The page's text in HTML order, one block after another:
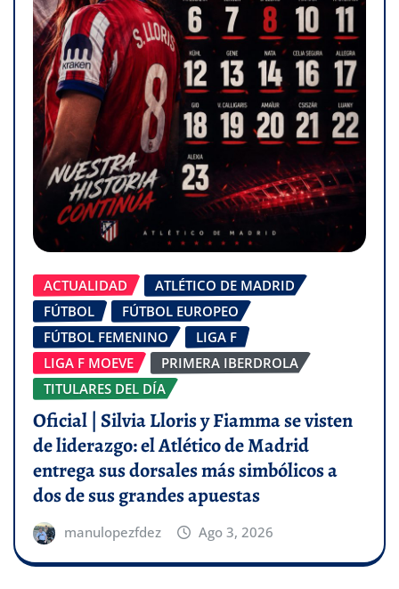
ACTUALIDAD
ATLÉTICO DE MADRID
FÚTBOL
FÚTBOL EUROPEO
FÚTBOL FEMENINO
LIGA F
LIGA F MOEVE
PRIMERA IBERDROLA
TITULARES DEL DÍA
Oficial | Silvia Lloris y Fiamma se visten
de liderazgo: el Atlético de Madrid
entrega sus dorsales más simbólicos a
dos de sus grandes apuestas
manulopezfdez Ago 3, 2026